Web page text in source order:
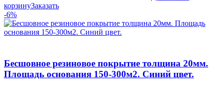
корзинуЗаказать
-6%
Бесшовное резиновое покрытие толщина 20мм.
Площадь основания 150-300м2. Синий цвет.